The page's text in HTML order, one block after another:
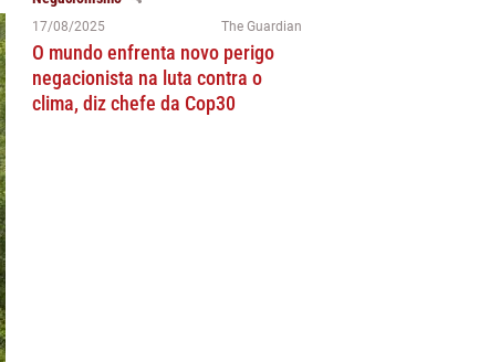
17/08/2025 The Guardian
O mundo enfrenta novo perigo
negacionista na luta contra o
clima, diz chefe da Cop30